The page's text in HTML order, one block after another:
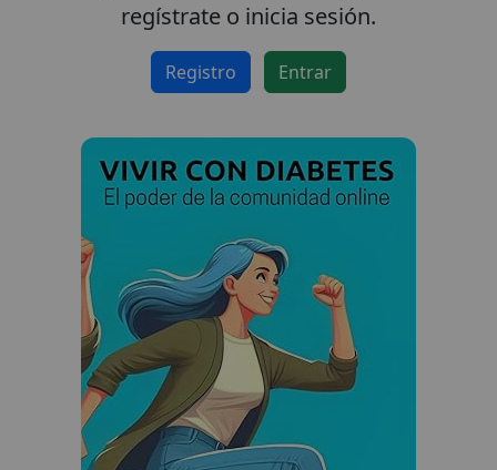
regístrate o inicia sesión.
Registro Entrar
Disfruta del foro sin
publicidad
completamente gratuito.
Los usuarios registrados
pueden participar en la
comunidad y navegar por el
foro sin publicidad.
Rechazar
Aceptar
Aceptar las cookies e ir al
registro